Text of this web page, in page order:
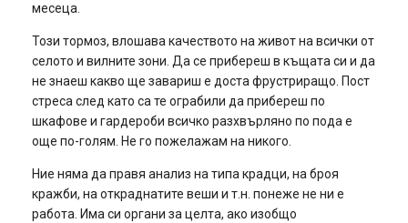
месеца.
Този тормоз, влошава качеството на живот на всички от
селото и вилните зони. Да се прибереш в къщата си и да
не знаеш какво ще завариш е доста фрустриращо. Пост
стреса след като са те ограбили да прибереш по
шкафове и гардероби всичко разхвърляно по пода е
още по-голям. Не го пожелажам на никого.
Ние няма да правя анализ на типа крадци, на броя
кражби, на откраднатите веши и т.н. понеже не ни е
работа. Има си органи за целта, ако изобщо